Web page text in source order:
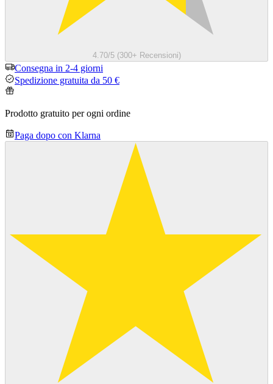
4.70/5 (300+ Recensioni)
Consegna in 2-4 giorni
Spedizione gratuita da 50 €
Prodotto gratuito per ogni ordine
Paga dopo con Klarna